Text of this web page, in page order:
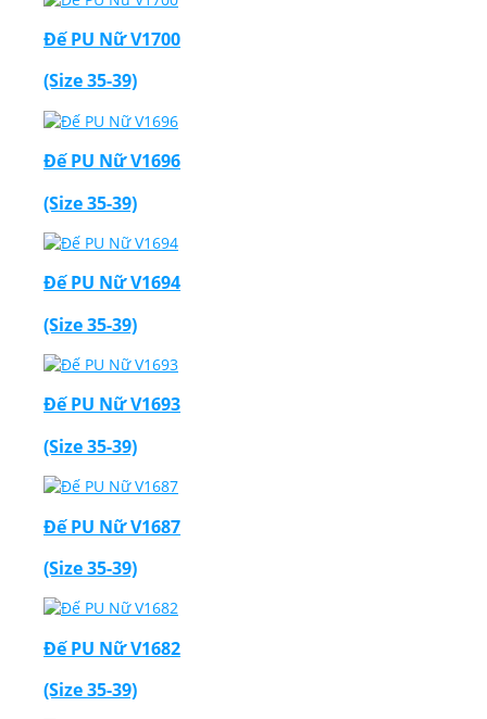
Đế PU Nữ V1700
(Size 35-39)
Đế PU Nữ V1696
(Size 35-39)
Đế PU Nữ V1694
(Size 35-39)
Đế PU Nữ V1693
(Size 35-39)
Đế PU Nữ V1687
(Size 35-39)
Đế PU Nữ V1682
(Size 35-39)